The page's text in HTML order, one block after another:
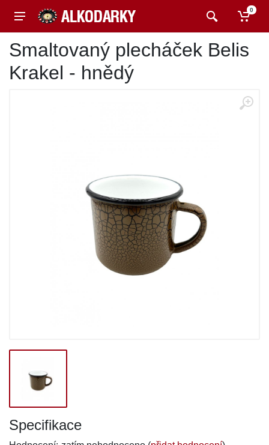
0
Smaltovaný plecháček Belis
Krakel - hnědý
Specifikace